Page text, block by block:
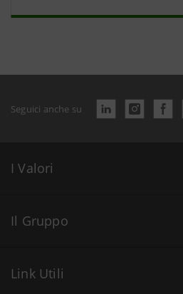
Seguici anche su
I Valori
Il Gruppo
Link Utili